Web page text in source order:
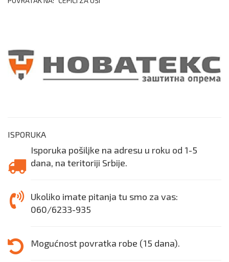
ISPORUKA
Isporuka pošiljke na adresu u roku od 1-5
dana, na teritoriji Srbije.
Ukoliko imate pitanja tu smo za vas:
060/6233-935
Mogućnost povratka robe (15 dana).